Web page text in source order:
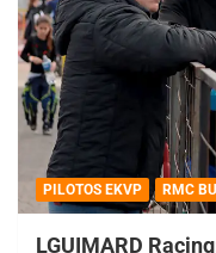
PILOTOS EKVP RMC
LGUIMARD